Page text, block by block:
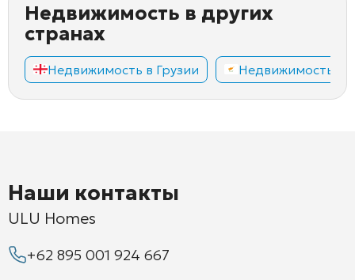
Недвижимость в других
странах
Недвижимость в Грузии Недвижимость
Наши контакты
ULU Homes
+62 895 001 924 667